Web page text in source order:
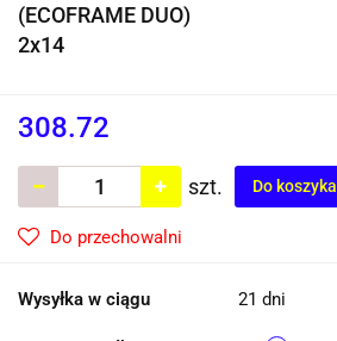
(ECOFRAME DUO)
2x14
308.72
szt. Do koszyka
Do przechowalni
Wysyłka w ciągu 21 dni